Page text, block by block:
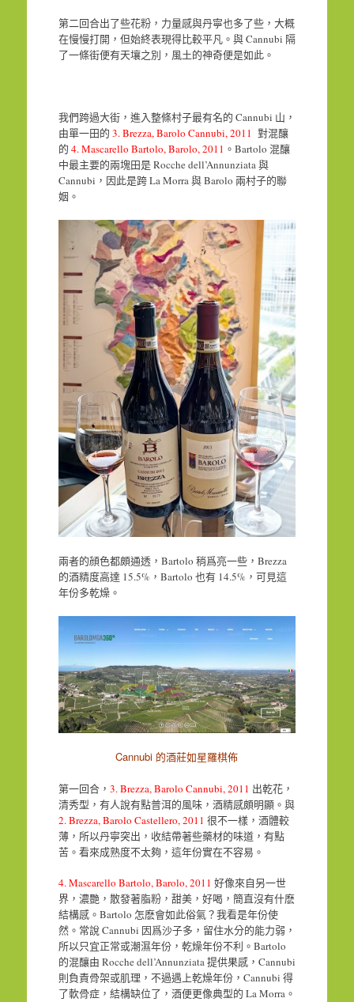
第二回合出了些花粉，力量感與丹寧也多了些，大概
在慢慢打開，但始終表現得比較平凡。與 Cannubi 隔
了一條街便有天壤之別，風土的神奇便是如此。
我們跨過大街，進入整條村子最有名的 Cannubi 山，
由單一田的 3. Brezza, Barolo Cannubi, 2011 對混釀
的 4. Mascarello Bartolo, Barolo, 2011 。Bartolo 混釀
中最主要的兩塊田是 Rocche dell’Annunziata 與
Cannubi，因此是跨 La Morra 與 Barolo 兩村子的聯
姻。
兩者的顔色都頗通透，Bartolo 稍爲亮一些，Brezza
的酒精度高達 15.5%，Bartolo 也有 14.5%，可見這
年份多乾燥。
Cannubi 的酒莊如星羅棋佈
第一回合， 3. Brezza, Barolo Cannubi, 2011 出乾花，
清秀型，有人說有點普洱的風味，酒精感頗明顯。與
2. Brezza, Barolo Castellero, 2011 很不一樣，酒體較
薄，所以丹寧突出，收結帶著些藥材的味道，有點
苦。看來成熟度不太夠，這年份實在不容易。
4. Mascarello Bartolo, Barolo, 2011 好像來自另一世
界，濃艷，散發著脂粉，甜美，好喝，簡直沒有什麽
結構感。Bartolo 怎麽會如此俗氣？我看是年份使
然。常說 Cannubi 因爲沙子多，留住水分的能力弱，
所以只宜正常或潮濕年份，乾燥年份不利。Bartolo
的混釀由 Rocche dell’Annunziata 提供果感，Cannubi
則負責骨架或肌理，不過遇上乾燥年份，Cannubi 得
了軟骨症，結構缺位了，酒便更像典型的 La Morra。